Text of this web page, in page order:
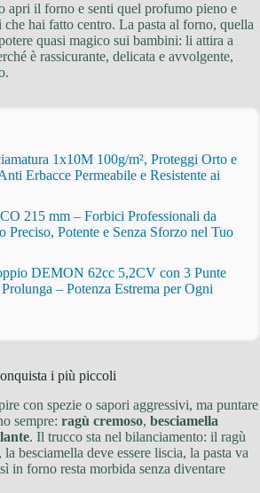
apri il forno e senti quel profumo pieno e
hai fatto centro. La pasta al forno, quella
quasi magico sui bambini: li attira a
è rassicurante, delicata e avvolgente,
1x10M 100g/m², Proteggi Orto e
Erbacce Permeabile e Resistente ai
215 mm – Forbici Professionali da
Preciso, Potente e Senza Sforzo nel Tuo
DEMON 62cc 5,2CV con 3 Punte
– Potenza Estrema per Ogni
i più piccoli
con spezie o sapori aggressivi, ma puntare
sempre: ragù cremoso, besciamella
. Il trucco sta nel bilanciamento: il ragù
besciamella deve essere liscia, la pasta va
in forno resta morbida senza diventare